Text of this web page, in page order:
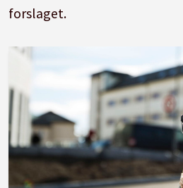
forslaget.